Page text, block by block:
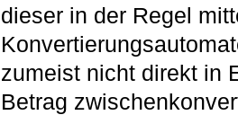
dieser in der Regel
zumeist nicht direkt in
Betrag